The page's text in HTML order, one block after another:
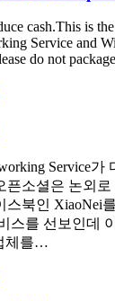
cash.This is
Service and
do not
Service가
픈소셜은 논외
북인 XiaoNei
스를 선보인데
체를…